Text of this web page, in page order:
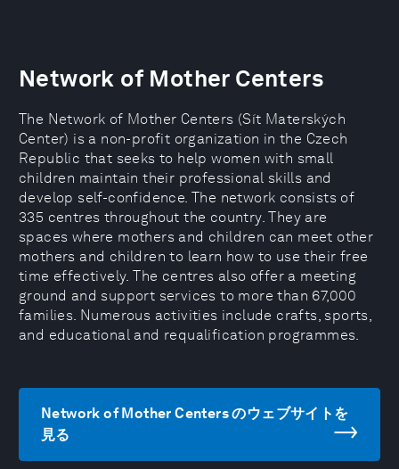
Network of Mother Centers
The Network of Mother Centers (Sít Materských
Center) is a non-profit organization in the Czech
Republic that seeks to help women with small
children maintain their professional skills and
develop self-confidence. The network consists of
335 centres throughout the country. They are
spaces where mothers and children can meet other
mothers and children to learn how to use their free
time effectively. The centres also offer a meeting
ground and support services to more than 67,000
families. Numerous activities include crafts, sports,
and educational and requalification programmes.
Network of Mother Centers のウェブサイトを
見る